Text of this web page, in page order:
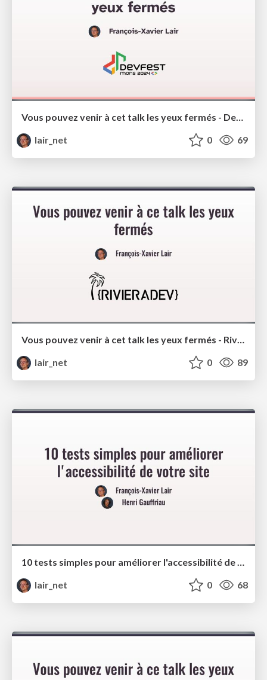
lair_net
0 69
Vous pouvez venir à cet talk les yeux fermés - Riviera Dev 2024
lair_net
0 89
10 tests simples pour améliorer l'accessibilité de votre site - Sunny Tech 2024
lair_net
0 68